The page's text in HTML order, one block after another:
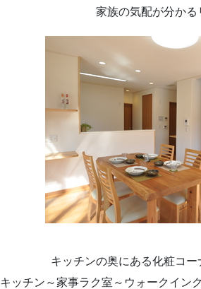
家族の気配が分かる
キッチンの奥にある化粧コー
キッチン～家事ラク室～ウォークイン